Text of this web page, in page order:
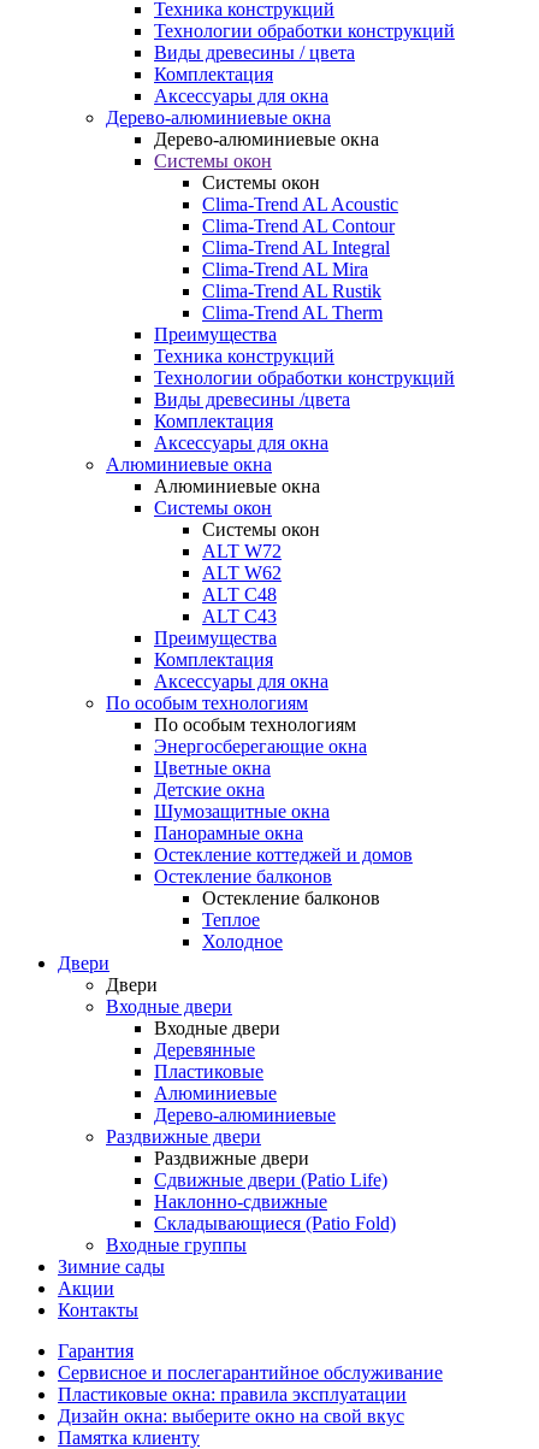
Техника конструкций
Технологии обработки конструкций
Виды древесины / цвета
Комплектация
Аксессуары для окна
Дерево-алюминиевые окна
Дерево-алюминиевые окна
Системы окон
Системы окон
Clima-Trend AL Acoustic
Clima-Trend AL Contour
Clima-Trend AL Integral
Clima-Trend AL Mira
Clima-Trend AL Rustik
Clima-Trend AL Therm
Преимущества
Техника конструкций
Технологии обработки конструкций
Виды древесины /цвета
Комплектация
Аксессуары для окна
Алюминиевые окна
Алюминиевые окна
Системы окон
Системы окон
ALT W72
ALT W62
ALT С48
ALT С43
Преимущества
Комплектация
Аксессуары для окна
По особым технологиям
По особым технологиям
Энергосберегающие окна
Цветные окна
Детские окна
Шумозащитные окна
Панорамные окна
Остекление коттеджей и домов
Остекление балконов
Остекление балконов
Теплое
Холодное
Двери
Двери
Входные двери
Входные двери
Деревянные
Пластиковые
Алюминиевые
Дерево-алюминиевые
Раздвижные двери
Раздвижные двери
Сдвижные двери (Patio Life)
Наклонно-сдвижные
Складывающиеся (Patio Fold)
Входные группы
Зимние сады
Акции
Контакты
Гарантия
Cервисное и послегарантийное обслуживание
Пластиковые окна: правила эксплуатации
Дизайн окна: выберите окно на свой вкус
Памятка клиенту